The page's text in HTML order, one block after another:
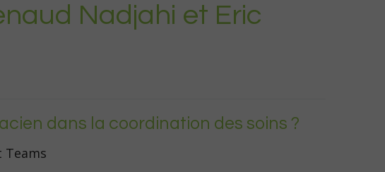
Nadjahi et Eric
dans la coordination des soins ?
Teams